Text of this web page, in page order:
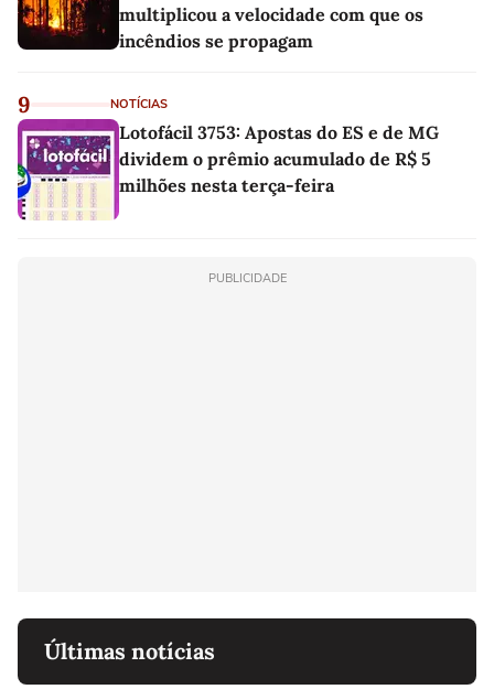
multiplicou a velocidade com que os
incêndios se propagam
9 NOTÍCIAS
Lotofácil 3753: Apostas do ES e de MG
dividem o prêmio acumulado de R$ 5
milhões nesta terça-feira
PUBLICIDADE
Últimas notícias